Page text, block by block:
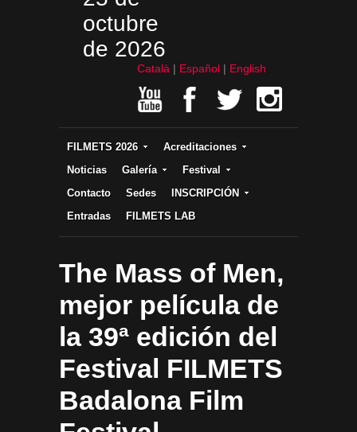
octubre
de 2026
Català Español English
FILMETS 2026
Acreditaciones
Noticias
Galería
Festival
Contacto
Sedes
INSCRIPCIÓN
Entradas
FILMETS LAB
The Mass of Men,
mejor película de
la 39ª edición del
Festival FILMETS
Badalona Film